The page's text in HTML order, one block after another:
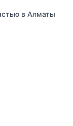
в Алматы